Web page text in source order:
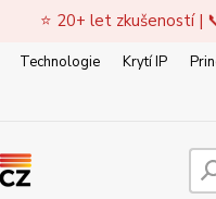
⭐ 20+ let zkušeností |
Technologie Krytí IP